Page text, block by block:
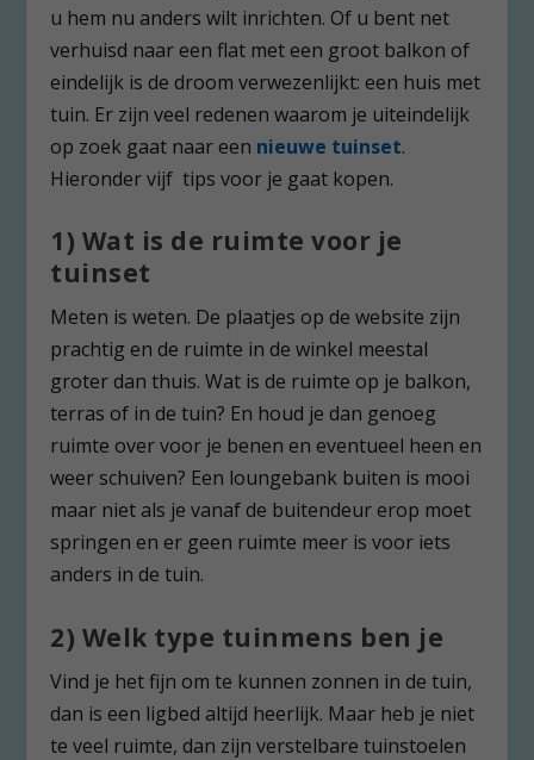
u hem nu anders wilt inrichten. Of u bent net
verhuisd naar een flat met een groot balkon of
eindelijk is de droom verwezenlijkt: een huis met
tuin. Er zijn veel redenen waarom je uiteindelijk
op zoek gaat naar een nieuwe tuinset.
Hieronder vijf tips voor je gaat kopen.
1) Wat is de ruimte voor je
tuinset
Meten is weten. De plaatjes op de website zijn
prachtig en de ruimte in de winkel meestal
groter dan thuis. Wat is de ruimte op je balkon,
terras of in de tuin? En houd je dan genoeg
ruimte over voor je benen en eventueel heen en
weer schuiven? Een loungebank buiten is mooi
maar niet als je vanaf de buitendeur erop moet
springen en er geen ruimte meer is voor iets
anders in de tuin.
2) Welk type tuinmens ben je
Vind je het fijn om te kunnen zonnen in de tuin,
dan is een ligbed altijd heerlijk. Maar heb je niet
te veel ruimte, dan zijn verstelbare tuinstoelen